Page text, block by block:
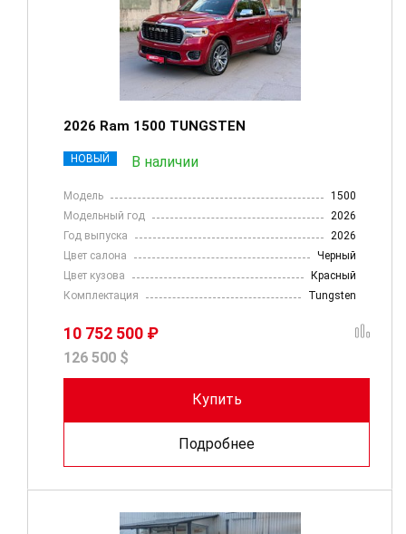
2026 Ram 1500 TUNGSTEN
НОВЫЙ В наличии
Модель
1500
Модельный год
2026
Год выпуска
2026
Цвет салона
Черный
Цвет кузова
Красный
Комплектация
Tungsten
10 752 500 ₽
126 500 $
Купить
Подробнее